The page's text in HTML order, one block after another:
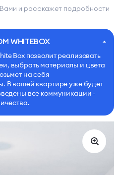
и расскажет подробности
WHITEBOX
Box позволит реализовать
выбрать материалы и цвета
на себя
В вашей квартире уже будет
все коммуникации -